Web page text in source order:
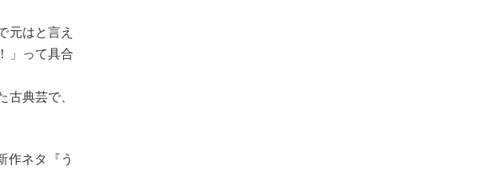
元はと言え
」って具合
典芸で、
作ネタ『う